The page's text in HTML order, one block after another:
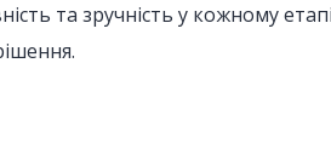
та зручність у кожному